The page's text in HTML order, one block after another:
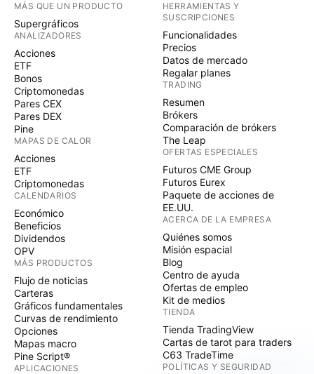
MÁS QUE UN PRODUCTO
Supergráficos
ANALIZADORES
Acciones
ETF
Bonos
Criptomonedas
Pares CEX
Pares DEX
Pine
MAPAS DE CALOR
Acciones
ETF
Criptomonedas
CALENDARIOS
Económico
Beneficios
Dividendos
OPV
MÁS PRODUCTOS
Flujo de noticias
Carteras
Gráficos fundamentales
Curvas de rendimiento
Opciones
Mapas macro
Pine Script®
APLICACIONES
HERRAMIENTAS Y
SUSCRIPCIONES
Funcionalidades
Precios
Datos de mercado
Regalar planes
TRADING
Resumen
Brókers
Comparación de brókers
The Leap
OFERTAS ESPECIALES
Futuros CME Group
Futuros Eurex
Paquete de acciones de
EE.UU.
ACERCA DE LA EMPRESA
Quiénes somos
Misión espacial
Blog
Centro de ayuda
Ofertas de empleo
Kit de medios
TIENDA
Tienda TradingView
Cartas de tarot para traders
C63 TradeTime
POLÍTICAS Y SEGURIDAD